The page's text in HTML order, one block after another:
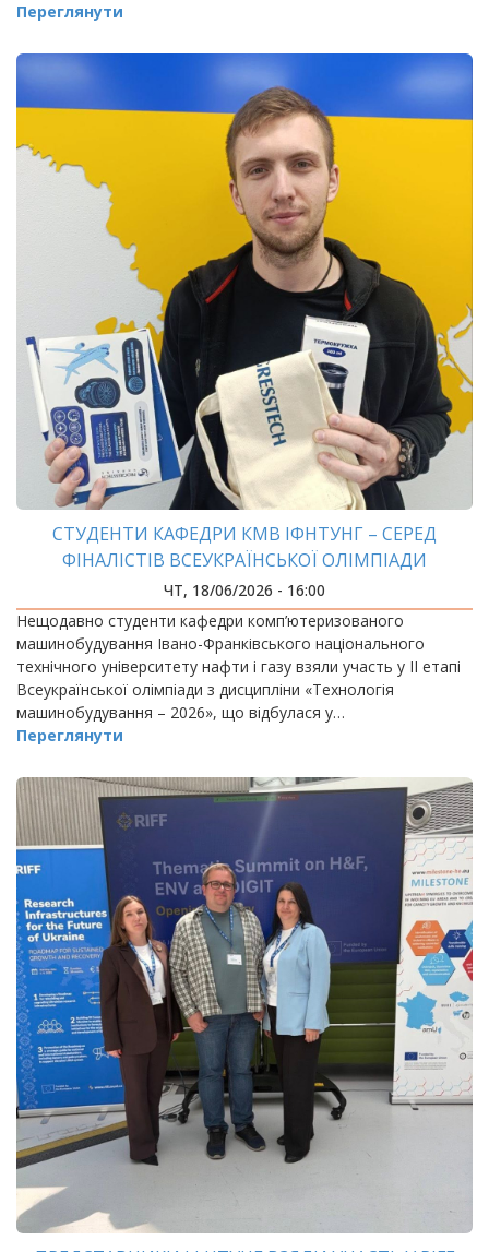
Переглянути
СТУДЕНТИ КАФЕДРИ КМВ ІФНТУНГ – СЕРЕД
ФІНАЛІСТІВ ВСЕУКРАЇНСЬКОЇ ОЛІМПІАДИ
«ТЕХНОЛОГІЯ МАШИНОБУДУВАННЯ – 2026»
ЧТ, 18/06/2026 - 16:00
Нещодавно студенти кафедри комп’ютеризованого
машинобудування Івано-Франківського національного
технічного університету нафти і газу взяли участь у ІІ етапі
Всеукраїнської олімпіади з дисципліни «Технологія
машинобудування – 2026», що відбулася у…
Переглянути